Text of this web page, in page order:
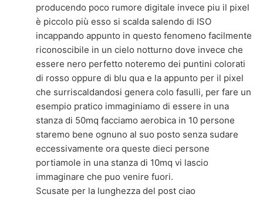
producendo poco rumore digitale invece piu il pixel
è piccolo più esso si scalda salendo di ISO
incappando appunto in questo fenomeno facilmente
riconoscibile in un cielo notturno dove invece che
essere nero perfetto noteremo dei puntini colorati
di rosso oppure di blu qua e la appunto per il pixel
che surriscaldandosi genera colo fasulli, per fare un
esempio pratico immaginiamo di essere in una
stanza di 50mq facciamo aerobica in 10 persone
staremo bene ognuno al suo posto senza sudare
eccessivamente ora queste dieci persone
portiamole in una stanza di 10mq vi lascio
immaginare che puo venire fuori.
Scusate per la lunghezza del post ciao